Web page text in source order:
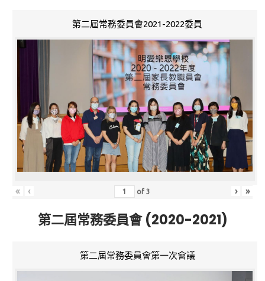
第二屆常務委員會2021-2022委員
« ‹ of3 › »
第二屆常務委員會 (2020-2021)
第二屆常務委員會第一次會議